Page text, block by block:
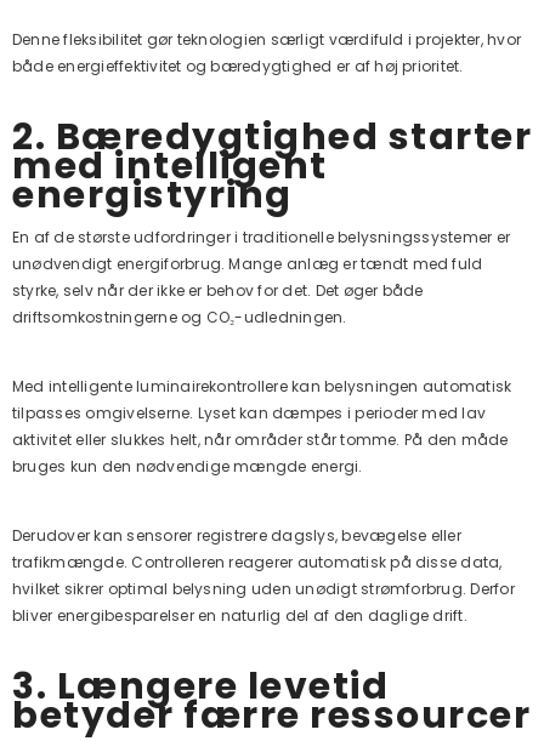
Denne fleksibilitet gør teknologien særligt værdifuld i projekter, hvor
både energieffektivitet og bæredygtighed er af høj prioritet.
2. Bæredygtighed starter
med intelligent
energistyring
En af de største udfordringer i traditionelle belysningssystemer er
unødvendigt energiforbrug. Mange anlæg er tændt med fuld
styrke, selv når der ikke er behov for det. Det øger både
driftsomkostningerne og CO₂-udledningen.
Med intelligente luminairekontrollere kan belysningen automatisk
tilpasses omgivelserne. Lyset kan dæmpes i perioder med lav
aktivitet eller slukkes helt, når områder står tomme. På den måde
bruges kun den nødvendige mængde energi.
Derudover kan sensorer registrere dagslys, bevægelse eller
trafikmængde. Controlleren reagerer automatisk på disse data,
hvilket sikrer optimal belysning uden unødigt strømforbrug. Derfor
bliver energibesparelser en naturlig del af den daglige drift.
3. Længere levetid
betyder færre ressourcer